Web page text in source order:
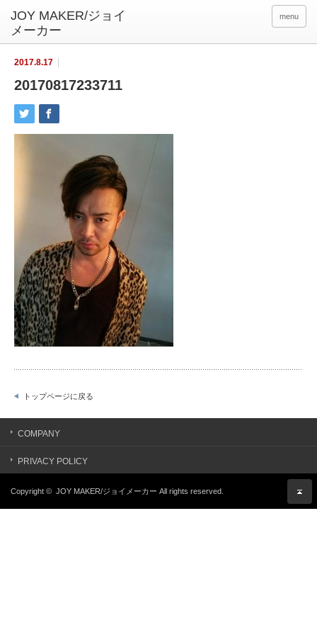
menu
2017.8.17
20170817233711
トップページに戻る
COMPANY
PRIVACY POLICY
Copyright © JOY MAKER/ジョイメーカー All rights reserved.